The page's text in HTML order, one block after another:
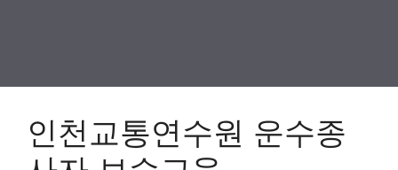
인천교통연수원 운수종